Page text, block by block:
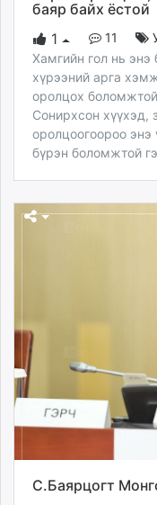
unuudur.mn
isee.mn
mglradio.com
fact.mn
itoim.mn
tumen.mn
shuum.mn
mass.mn
paparazzi.mn
unread.today
баяр байх ёстой
1
11
Хамгийн гол нь энэ
хүрээний арга
оролцох
Сонирхсон хүүхэд,
оролцоогоороо
бүрэн боломжтой
С.Баярцогт